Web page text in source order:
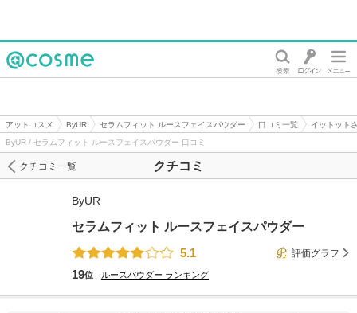
アットコスメ ByUR セラムフィット ルースフェイスパウダー 口コミ一覧
イットット
ByUR / セラムフィット ルースフェイスパウダー 口コミ
クチコミ
クチコミ一覧
ByUR
セラムフィット ルースフェイスパウダー
5.1
評価グラフ
19位 ルースパウダー ランキング